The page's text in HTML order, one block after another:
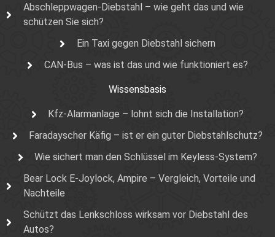
Abschleppwagen-Diebstahl – wie geht das und wie
schützen Sie sich?
Ein Taxi gegen Diebstahl sichern
CAN-Bus – was ist das und wie funktioniert es?
Wissensbasis
Kfz-Alarmanlage – lohnt sich die Installation?
Faradayscher Käfig – ist er ein guter Diebstahlschutz?
Wie sichert man den Schlüssel im Keyless-System?
Bear Lock E-Joylock, Ampire – Vergleich, Vorteile und
Nachteile
Schützt das Lenkschloss wirksam vor Diebstahl des
Autos?